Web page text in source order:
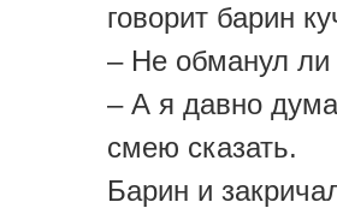
говорит барин
– Не обманул ли
– А я давно
смею сказать.
Барин и